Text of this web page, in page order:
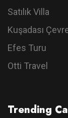
Satılık Villa
Kuşadası
Efes Turu
Otti Travel
Trending